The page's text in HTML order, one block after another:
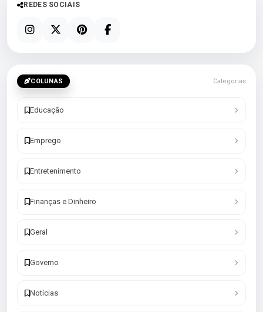
REDES SOCIAIS
COLUNAS Categorias
Educação
Emprego
Entretenimento
Finanças e Dinheiro
Geral
Governo
Notícias